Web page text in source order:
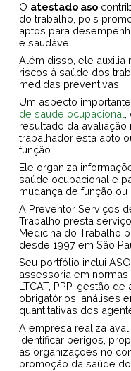
O atestado aso
do trabalho, pois
aptos para
e saudável.
Além disso, ele auxilia
riscos à saúde dos
medidas preventivas.
Um aspecto
de saúde ocupacional,
resultado da avaliação
trabalhador está apto
função.
Ele organiza
saúde ocupacional e
mudança de função
A Preventor Serviços
Trabalho presta
Medicina do Trabalho
desde 1997 em São
Seu portfólio inclui
assessoria em normas
LTCAT, PPP, gestão
obrigatórios, análises
quantitativas dos
A empresa realiza
identificar perigos,
as organizações no
promoção da saúde